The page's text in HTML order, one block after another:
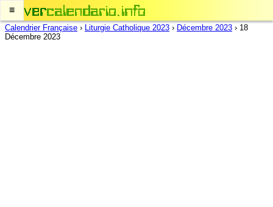
≡
Calendrier Française › Liturgie Catholique 2023 › Décembre 2023 › 18
Décembre 2023